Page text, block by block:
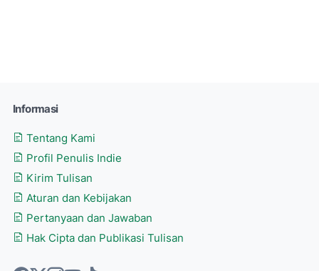
Informasi
Tentang Kami
Profil Penulis Indie
Kirim Tulisan
Aturan dan Kebijakan
Pertanyaan dan Jawaban
Hak Cipta dan Publikasi Tulisan